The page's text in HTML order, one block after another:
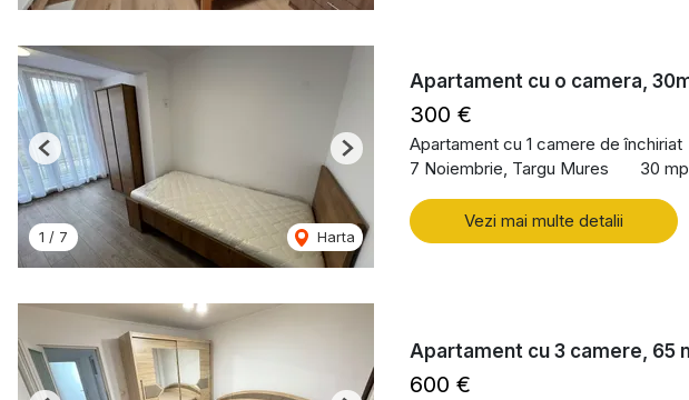
1 / 7 Harta
Previous Next
Apartament cu o camera,
300 €
Apartament cu 1 camere de închiriat
7 Noiembrie, Targu Mures
30 mp
Vezi mai multe detalii
Apartament cu 3 camere, 65
600 €